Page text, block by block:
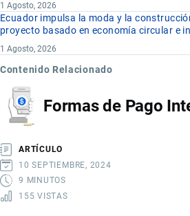
1 Agosto, 2026
Ecuador impulsa la moda y la
proyecto basado en economía circular e
1 Agosto, 2026
Contenido Relacionado
Formas de Pago
ARTÍCULO
10 SEPTIEMBRE, 2024
9 MINUTOS
155 VISTAS